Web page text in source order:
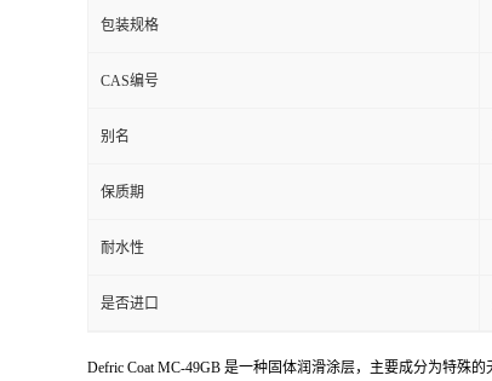
包装规格
CAS编号
别名
保质期
耐水性
是否进口
Defric Coat MC-49GB 是一种固体润滑涂层，主要成分为特殊